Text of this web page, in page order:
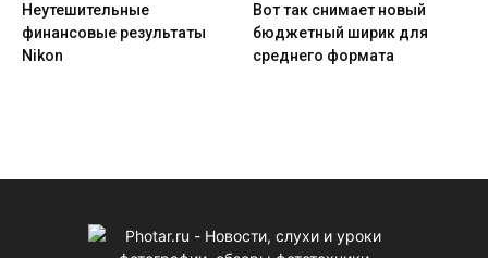
Неутешительные
финансовые результаты
Nikon
Вот так снимает новый
бюджетный ширик для
среднего формата